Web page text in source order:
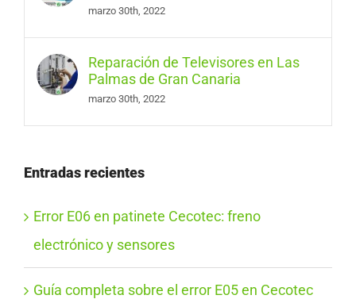
marzo 30th, 2022
Reparación de Televisores en Las
Palmas de Gran Canaria
marzo 30th, 2022
Entradas recientes
Error E06 en patinete Cecotec: freno
electrónico y sensores
Guía completa sobre el error E05 en Cecotec